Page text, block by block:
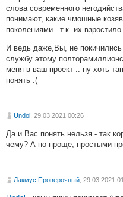
слова современного
понимают, какие чмошные
поколениями.. т.к. их
И ведь даже,Вы, не покичились
службу этому
меня в ваш проект .. ну хоть
понять :(
Undol , 29.03.2021 00:26
Да и Вас понять нельзя - так
чему? А по-проще, простыми
Лакмус Проверочный , 29.03.2021